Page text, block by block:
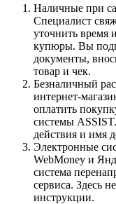
Наличные при
Специалист
уточнить время
купюры. Вы
документы,
товар и чек.
Безналичный
интернет-
оплатить
системы
действия и имя
Электронные
WebMoney и
система
сервиса. Здесь
инструкции.